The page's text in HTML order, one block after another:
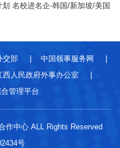
名校进名企-韩国/新加坡/美国
交部 | 中国领事服务网
|
西人民政府外事办公室
|
管理平台
作中心 ALL Rights Reserved
号